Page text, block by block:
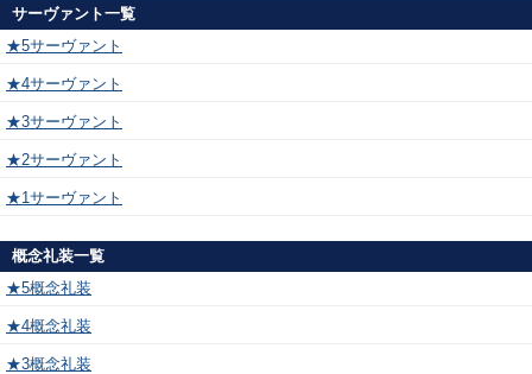
サーヴァント一覧
★5サーヴァント
★4サーヴァント
★3サーヴァント
★2サーヴァント
★1サーヴァント
概念礼装一覧
★5概念礼装
★4概念礼装
★3概念礼装